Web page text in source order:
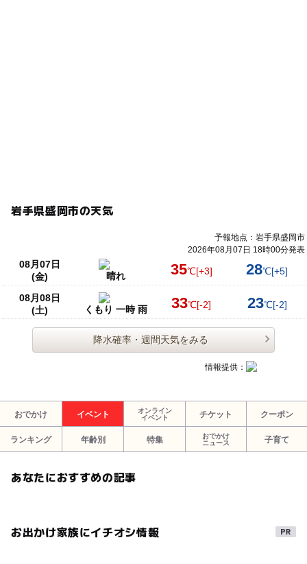
申し込み後3日経過しても当園から返信がない場合はご連
キャンセルなど、予約内容を変更する場合はお早めにお知
らせください。
動物の状態によっては当日実施内容が変更となる場合もあ
ります。
参加料金
大人（高校生以上）3500円
小中学生 3500円
※未就学児の参加料金は無料となりますが、安全上の理由
から未就学児の参加は大人（高校生以上）1名様に対し最
大2名様までとさせていただきます。
ん。
・大人1名様の場合：3,500円
岩手県盛岡市の天気
予報地点：岩手県盛岡市
2026年08月07日 18時00分発表
08月07日
(金)
晴れ 35℃[+3] 28℃[+5]
08月08日
(土)
くもり 一時 雨 33℃[-2] 23℃[-2]
降水確率・週間天気をみる
情報提供：
おでかけ イベント
オンライン
イベント
チケット クーポン
ランキング 年齢別 特集
おでかけ
ニュース
子育て
あなたにおすすめの記事
お出かけ家族にイチオシ情報